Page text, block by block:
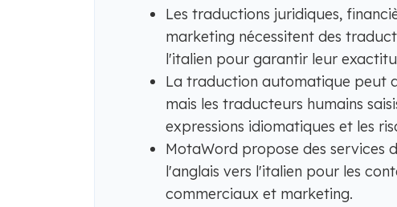
Les traductions juridiques,
marketing nécessitent des
l'italien pour garantir leur
La traduction automatique peut
mais les traducteurs humains
expressions idiomatiques et les
MotaWord propose des services
l'anglais vers l'italien pour les
commerciaux et marketing.